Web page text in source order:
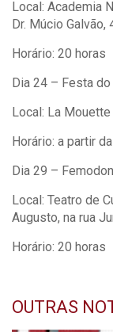
Local: Academia
Dr. Múcio Galvão,
Horário: 20 horas
Dia 24 – Festa
Local: La
Horário: a partir
Dia 29 –
Local: Teatro de
Augusto, na rua
Horário: 20 horas
OUTRAS